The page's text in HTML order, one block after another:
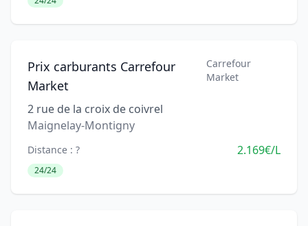
Prix carburants Carrefour
Market
Carrefour
Market
2 rue de la croix de coivrel
Maignelay-Montigny
Distance : ? 2.169€/L
24/24